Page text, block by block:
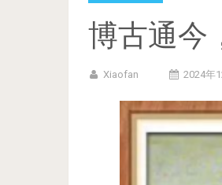
博古通今
Xiaofan 2024年